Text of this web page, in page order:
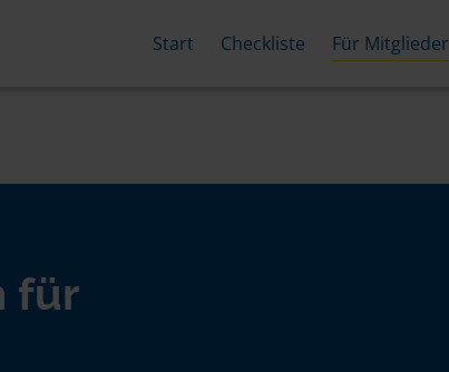
Start Checkliste Für Mitglieder
für